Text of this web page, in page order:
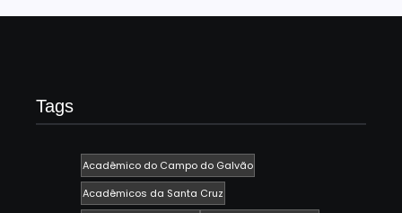
Tags
Acadêmico do Campo do Galvão
Acadêmicos da Santa Cruz